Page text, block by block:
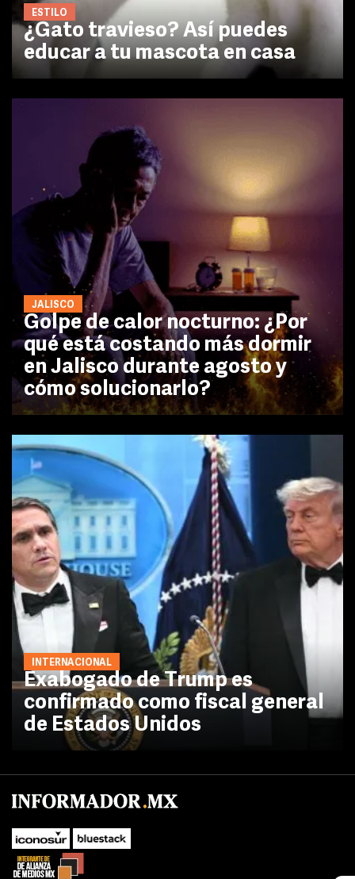
ESTILO
¿Gato travieso? Así puedes
educar a tu mascota en casa
JALISCO
Golpe de calor nocturno: ¿Por
qué está costando más dormir
en Jalisco durante agosto y
cómo solucionarlo?
INTERNACIONAL
Exabogado de Trump es
confirmado como fiscal general
de Estados Unidos